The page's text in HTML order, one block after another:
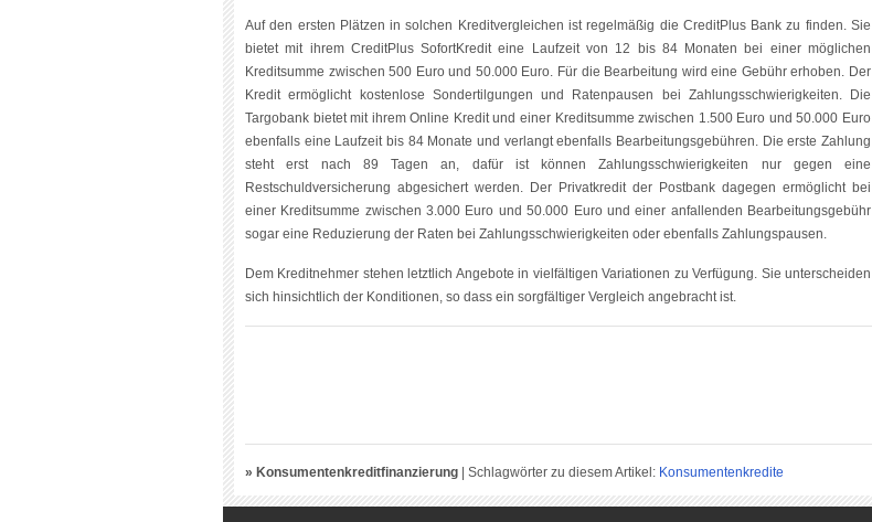
Auf den ersten Plätzen in solchen Kreditvergleichen ist regelmäßig die CreditPlus Bank zu finden. Sie
bietet mit ihrem CreditPlus SofortKredit eine Laufzeit von 12 bis 84 Monaten bei einer möglichen
Kreditsumme zwischen 500 Euro und 50.000 Euro. Für die Bearbeitung wird eine Gebühr erhoben. Der
Kredit ermöglicht kostenlose Sondertilgungen und Ratenpausen bei Zahlungsschwierigkeiten. Die
Targobank bietet mit ihrem Online Kredit und einer Kreditsumme zwischen 1.500 Euro und 50.000 Euro
ebenfalls eine Laufzeit bis 84 Monate und verlangt ebenfalls Bearbeitungsgebühren. Die erste Zahlung
steht erst nach 89 Tagen an, dafür ist können Zahlungsschwierigkeiten nur gegen eine
Restschuldversicherung abgesichert werden. Der Privatkredit der Postbank dagegen ermöglicht bei
einer Kreditsumme zwischen 3.000 Euro und 50.000 Euro und einer anfallenden Bearbeitungsgebühr
sogar eine Reduzierung der Raten bei Zahlungsschwierigkeiten oder ebenfalls Zahlungspausen.
Dem Kreditnehmer stehen letztlich Angebote in vielfältigen Variationen zu Verfügung. Sie unterscheiden
sich hinsichtlich der Konditionen, so dass ein sorgfältiger Vergleich angebracht ist.
» Konsumentenkreditfinanzierung Schlagwörter zu diesem Artikel: Konsumentenkredite